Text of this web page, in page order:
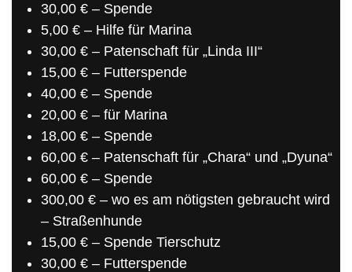
30,00 € – Spende
5,00 € – Hilfe für Marina
30,00 € – Patenschaft für „Linda III“
15,00 € – Futterspende
40,00 € – Spende
20,00 € – für Marina
18,00 € – Spende
60,00 € – Patenschaft für „Chara“ und „Dyuna“
60,00 € – Spende
300,00 € – wo es am nötigsten gebraucht wird
– Straßenhunde
15,00 € – Spende Tierschutz
30,00 € – Futterspende